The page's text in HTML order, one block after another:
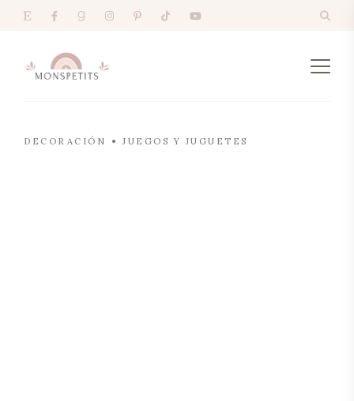
DECORACIÓN JUEGOS Y JUGUETES